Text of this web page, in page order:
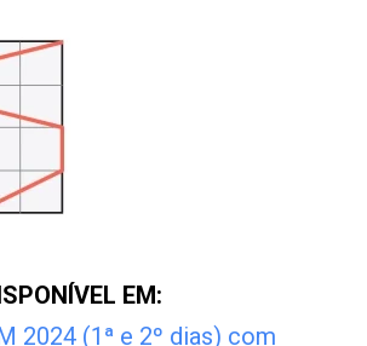
EM:
2024 (1ª e 2º dias) com